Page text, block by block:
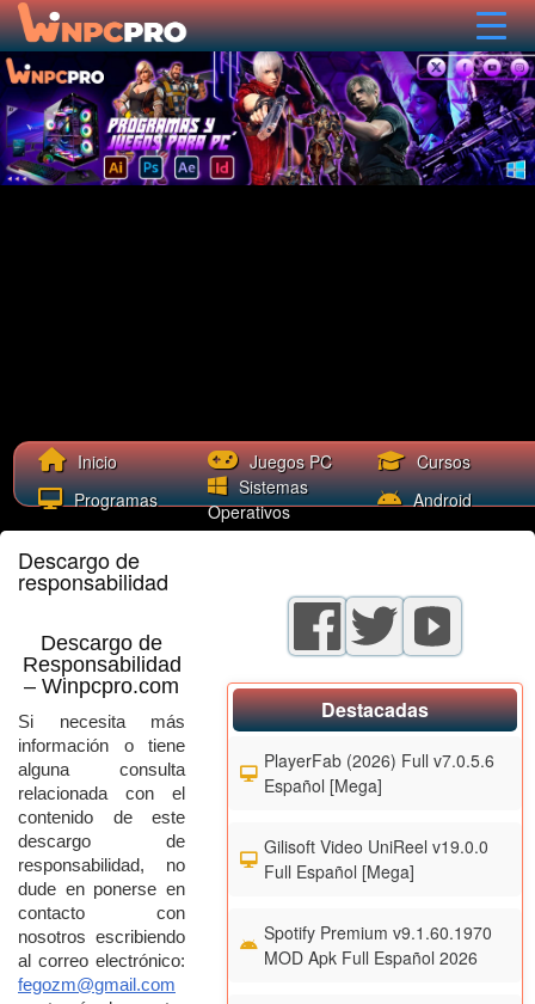
Inicio Juegos PC
Cursos
Programas
Sistemas
Operativos
Android
Descargo de
responsabilidad
Descargo de
Responsabilidad
– Winpcpro.com
Si necesita más
información o tiene
alguna consulta
relacionada con el
contenido de este
descargo de
responsabilidad, no
dude en ponerseen
contacto con
nosotros escribiendo
al correo electrónico:
fegozm@gmail.com
Destacadas
PlayerFab (2026) Full v7.0.5.6
Español [Mega]
Gilisoft Video UniReel v19.0.0
Full Español [Mega]
Spotify Premium v9.1.60.1970
MOD Apk Full Español 2026